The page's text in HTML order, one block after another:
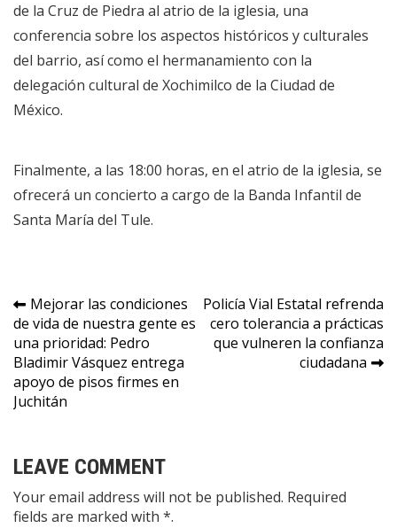
de la Cruz de Piedra al atrio de la iglesia, una
conferencia sobre los aspectos históricos y culturales
del barrio, así como el hermanamiento con la
delegación cultural de Xochimilco de la Ciudad de
México.
Finalmente, a las 18:00 horas, en el atrio de la iglesia, se
ofrecerá un concierto a cargo de la Banda Infantil de
Santa María del Tule.
Navegación
de
entradas
Mejorar las condiciones
de vida de nuestra gente es
una prioridad: Pedro
Bladimir Vásquez entrega
apoyo de pisos firmes en
Juchitán
Policía Vial Estatal refrenda
cero tolerancia a prácticas
que vulneren la confianza
ciudadana
LEAVE COMMENT
Your email address will not be published. Required
fields are marked with *.